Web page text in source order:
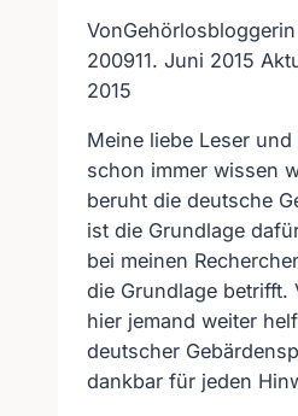
Von
200911. Juni 2015
2015
Meine liebe Leser
schon immer wissen
beruht die deutsche
ist die Grundlage
bei meinen
die Grundlage betrifft.
hier jemand weiter
deutscher
dankbar für jeden